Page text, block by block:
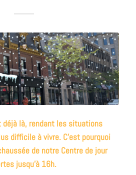
déjà là, rendant les situations
difficile à vivre. C’est pourquoi
de notre Centre de jour
jusqu’à 16h.